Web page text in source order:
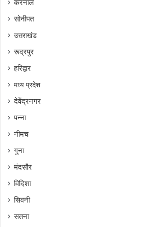
करनाल
सोनीपत
उत्तराखंड
रूद्रपुर
हरिद्वार
मध्य प्रदेश
देवेंद्रनगर
पन्ना
नीमच
गुना
मंदसौर
विदिशा
सिवनी
सतना